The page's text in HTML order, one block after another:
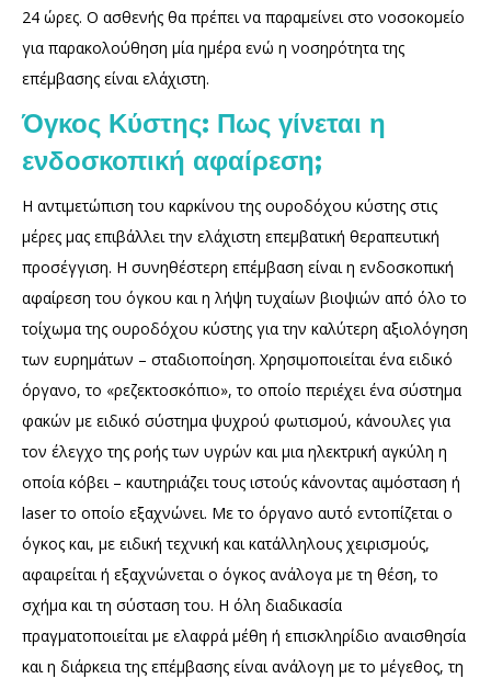
24 ώρες. Ο ασθενής θα πρέπει να παραμείνει στο νοσοκομείο
για παρακολούθηση μία ημέρα ενώ η νοσηρότητα της
επέμβασης είναι ελάχιστη.
Όγκος Κύστης: Πως γίνεται η
ενδοσκοπική αφαίρεση;
Η αντιμετώπιση του καρκίνου της ουροδόχου κύστης στις
μέρες μας επιβάλλει την ελάχιστη επεμβατική θεραπευτική
προσέγγιση. Η συνηθέστερη επέμβαση είναι η ενδοσκοπική
αφαίρεση του όγκου και η λήψη τυχαίων βιοψιών από όλο το
τοίχωμα της ουροδόχου κύστης για την καλύτερη αξιολόγηση
των ευρημάτων – σταδιοποίηση. Χρησιμοποιείται ένα ειδικό
όργανο, το «ρεζεκτοσκόπιο», το οποίο περιέχει ένα σύστημα
φακών με ειδικό σύστημα ψυχρού φωτισμού, κάνουλες για
τον έλεγχο της ροής των υγρών και μια ηλεκτρική αγκύλη η
οποία κόβει – καυτηριάζει τους ιστούς κάνοντας αιμόσταση ή
laser το οποίο εξαχνώνει. Με το όργανο αυτό εντοπίζεται ο
όγκος και, με ειδική τεχνική και κατάλληλους χειρισμούς,
αφαιρείται ή εξαχνώνεται ο όγκος ανάλογα με τη θέση, το
σχήμα και τη σύσταση του. Η όλη διαδικασία
πραγματοποιείται με ελαφρά μέθη ή επισκληρίδιο αναισθησία
και η διάρκεια της επέμβασης είναι ανάλογη με το μέγεθος, τη